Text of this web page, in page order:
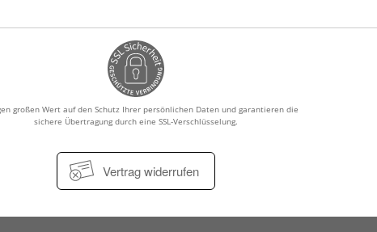
großen Wert auf den Schutz Ihrer persönlichen Daten und garantieren die
sichere Übertragung durch eine SSL-Verschlüsselung.
Vertrag widerrufen